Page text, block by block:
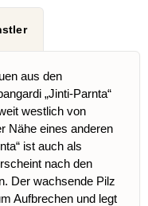
aus den
„Jinti-Parnta“
westlich von
Nähe eines anderen
ist auch als
nach den
Der wachsende Pilz
Aufbrechen und legt